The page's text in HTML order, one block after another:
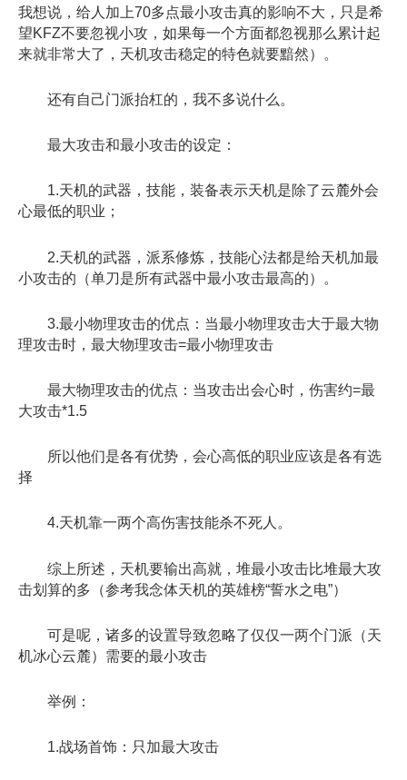
我想说，给人加上70多点最小攻击真的影响不大，只是希
望KFZ不要忽视小攻，如果每一个方面都忽视那么累计起
来就非常大了，天机攻击稳定的特色就要黯然）。
还有自己门派抬杠的，我不多说什么。
最大攻击和最小攻击的设定：
1.天机的武器，技能，装备表示天机是除了云麓外会
心最低的职业；
2.天机的武器，派系修炼，技能心法都是给天机加最
小攻击的（单刀是所有武器中最小攻击最高的）。
3.最小物理攻击的优点：当最小物理攻击大于最大物
理攻击时，最大物理攻击=最小物理攻击
最大物理攻击的优点：当攻击出会心时，伤害约=最
大攻击*1.5
所以他们是各有优势，会心高低的职业应该是各有选
择
4.天机靠一两个高伤害技能杀不死人。
综上所述，天机要输出高就，堆最小攻击比堆最大攻
击划算的多（参考我念体天机的英雄榜“誓水之电”）
可是呢，诸多的设置导致忽略了仅仅一两个门派（天
机冰心云麓）需要的最小攻击
举例：
1.战场首饰：只加最大攻击